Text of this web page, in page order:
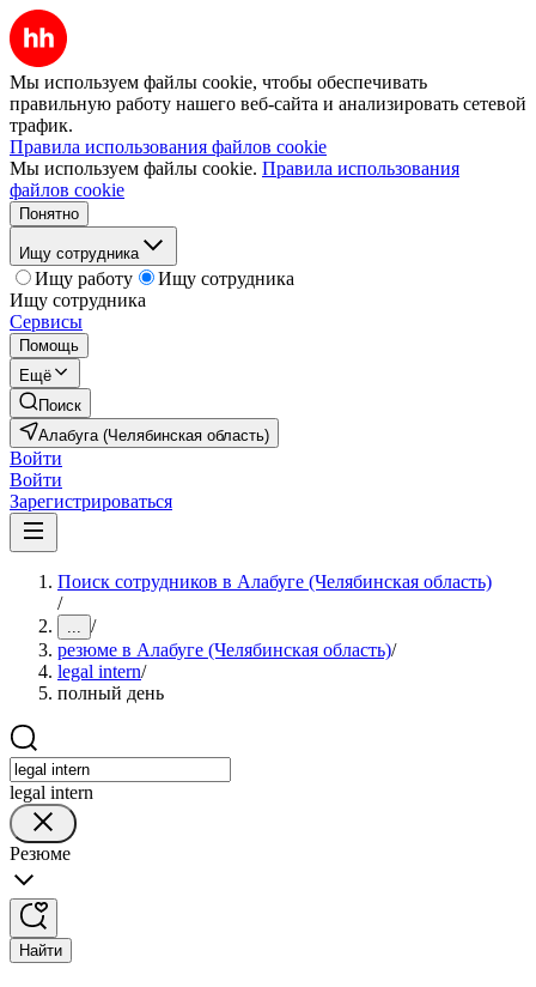
Мы используем файлы cookie, чтобы обеспечивать
правильную работу нашего веб-сайта и анализировать сетевой
трафик.
Правила использования файлов cookie
Мы используем файлы cookie. Правила использования
файлов cookie
Понятно
Ищу сотрудника
Ищу работу
Ищу сотрудника
Ищу сотрудника
Сервисы
Помощь
Ещё
Поиск
Алабуга (Челябинская область)
Войти
Войти
Зарегистрироваться
Поиск сотрудников в Алабуге (Челябинская область)
/
... /
резюме в Алабуге (Челябинская область)/
legal intern/
полный день
legal intern
Резюме
Найти